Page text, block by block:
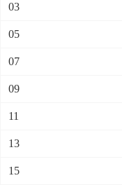
03
05
07
09
11
13
15